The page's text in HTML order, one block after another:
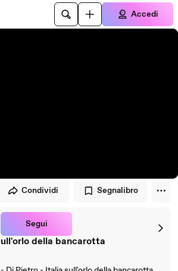
Accedi
Condividi Segnalibro
Segui
della bancarotta